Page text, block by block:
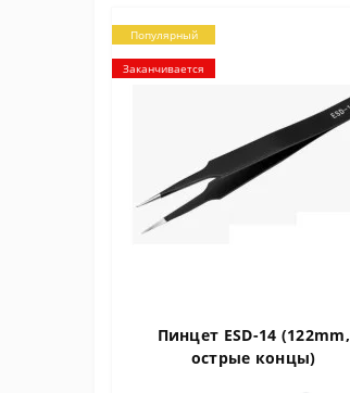
Популярный
Заканчивается
Пинцет ESD-14 (122mm,
острые концы)